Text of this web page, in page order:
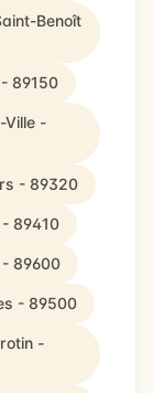
Benoît
89150
Ville -
- 89320
89410
- 89600
- 89500
-